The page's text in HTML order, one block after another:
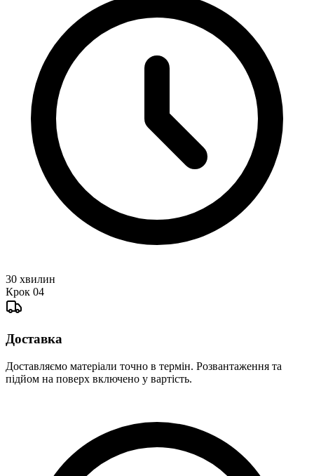
30 хвилин
Крок 04
Доставка
Доставляємо матеріали точно в термін. Розвантаження та
підйом на поверх включено у вартість.